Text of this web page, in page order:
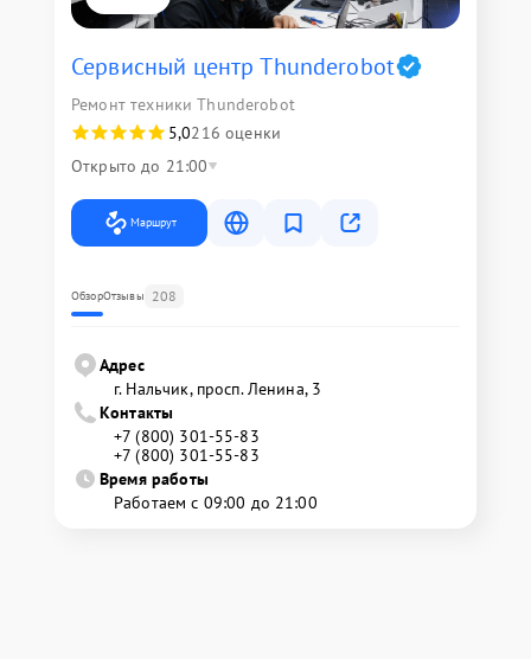
Сервисный центр Thunderobot
Ремонт техники Thunderobot
5,0216 оценки
Открыто до 21:00
Маршрут
ОбзорОтзывы 208
Адрес
г. Нальчик, просп. Ленина, 3
Контакты
+7 (800) 301-55-83
+7 (800) 301-55-83
Время работы
Работаем с 09:00 до 21:00